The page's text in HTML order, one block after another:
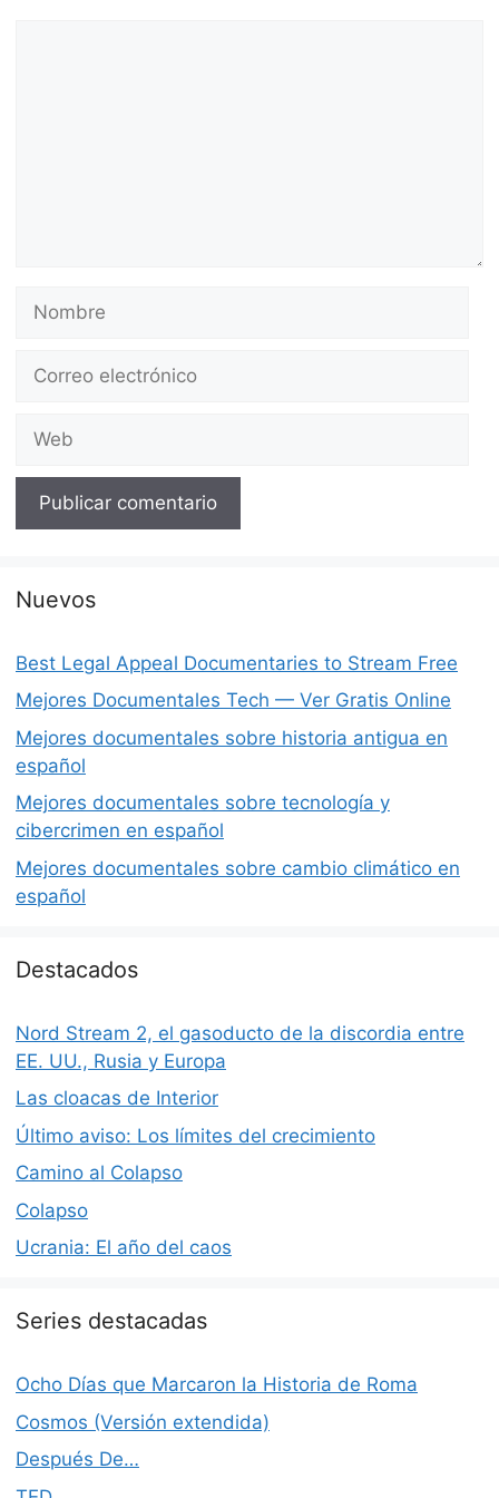
electrónico
Nuevos
Best Legal Appeal Documentaries to Stream Free
Mejores Documentales Tech — Ver Gratis Online
Mejores documentales sobre historia antigua en
español
Mejores documentales sobre tecnología y
cibercrimen en español
Mejores documentales sobre cambio climático en
español
Destacados
Nord Stream 2, el gasoducto de la discordia entre
EE. UU., Rusia y Europa
Las cloacas de Interior
Último aviso: Los límites del crecimiento
Camino al Colapso
Colapso
Ucrania: El año del caos
Series destacadas
Ocho Días que Marcaron la Historia de Roma
Cosmos (Versión extendida)
Después De…